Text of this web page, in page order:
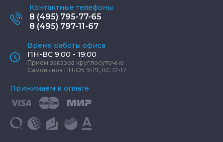
Контактные телефоны
8 (495) 795-77-65
8 (495) 797-11-67
Время работы офиса
ПН-ВС 9:00 - 19:00
Прием заказов круглосуточно
Самовывоз ПН-СБ 9-19, ВС 12-17
Принимаем к оплате